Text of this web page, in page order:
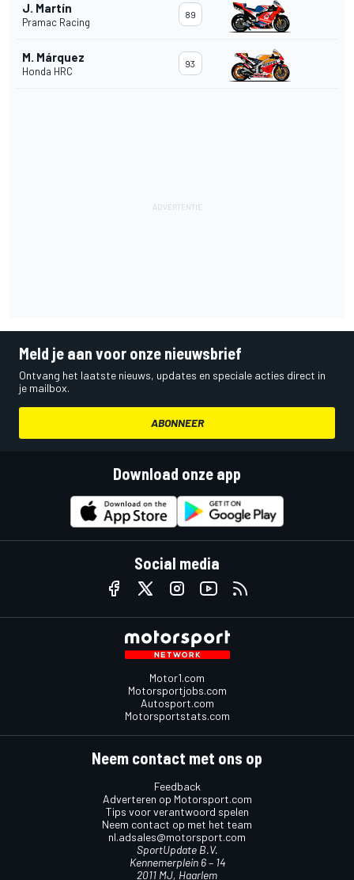
J. Martín
Pramac Racing
89
M. Márquez
Honda HRC
93
Meld je aan voor onze nieuwsbrief
Ontvang het laatste nieuws, updates en speciale acties direct in
je mailbox.
ABONNEER
Download onze app
Social media
Motor1.com
Motorsportjobs.com
Autosport.com
Motorsportstats.com
Neem contact met ons op
Feedback
Adverteren op Motorsport.com
Tips voor verantwoord spelen
Neem contact op met het team
nl.adsales@motorsport.com
SportUpdate B.V.
Kennemerplein 6 – 14
2011 MJ, Haarlem